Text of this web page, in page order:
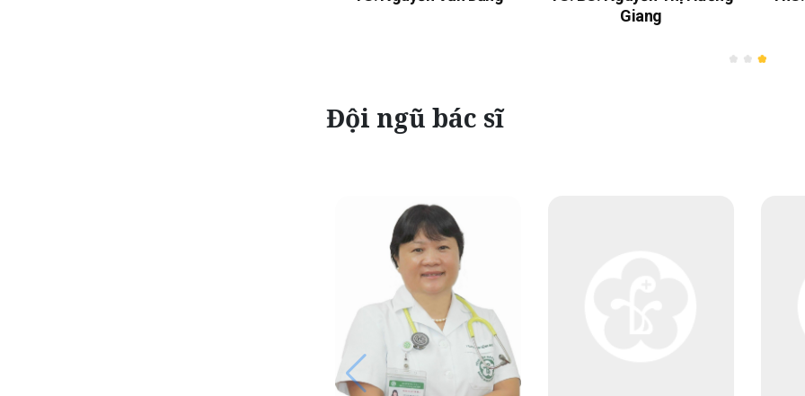
Giang
Đội ngũ bác sĩ